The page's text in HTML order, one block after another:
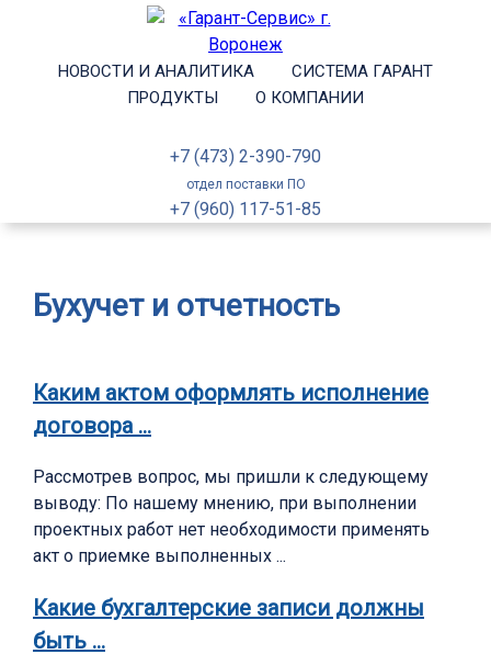
НОВОСТИ И АНАЛИТИКА
СИСТЕМА ГАРАНТ
ПРОДУКТЫ
О КОМПАНИИ
+7 (473) 2-390-790
отдел поставки ПО
+7 (960) 117-51-85
Бухучет и отчетность
Каким актом оформлять исполнение
договора …
Рассмотрев вопрос, мы пришли к следующему
выводу: По нашему мнению, при выполнении
проектных работ нет необходимости применять
акт о приемке выполненных ...
Какие бухгалтерские записи должны
быть …